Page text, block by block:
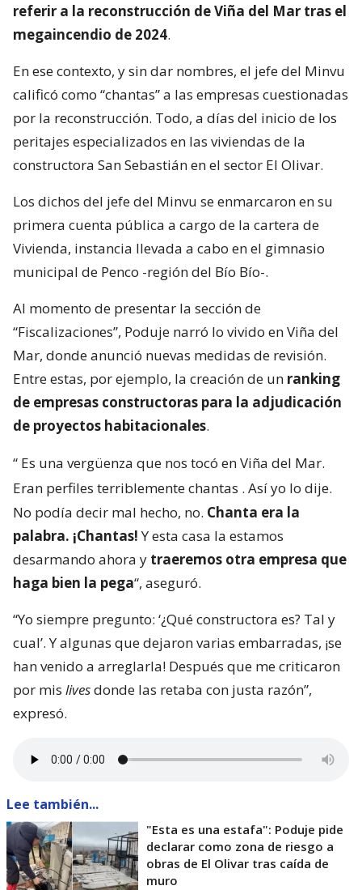
referir a la reconstrucción de Viña del Mar tras el
megaincendio de 2024.
En ese contexto, y sin dar nombres, el jefe del Minvu
calificó como “chantas” a las empresas cuestionadas
por la reconstrucción. Todo, a días del inicio de los
peritajes especializados en las viviendas de la
constructora San Sebastián en el sector El Olivar.
Los dichos del jefe del Minvu se enmarcaron en su
primera cuenta pública a cargo de la cartera de
Vivienda, instancia llevada a cabo en el gimnasio
municipal de Penco -región del Bío Bío-.
Al momento de presentar la sección de
“Fiscalizaciones”, Poduje narró lo vivido en Viña del
Mar, donde anunció nuevas medidas de revisión.
Entre estas, por ejemplo, la creación de un ranking
de empresas constructoras para la adjudicación
de proyectos habitacionales.
“ Es una vergüenza que nos tocó en Viña del Mar.
Eran perfiles terriblemente chantas . Así yo lo dije.
No podía decir mal hecho, no. Chanta era la
palabra. ¡Chantas!Y esta casa la estamos
desarmando ahora y traeremos otra empresa que
haga bien la pega“, aseguró.
“Yo siempre pregunto: ‘¿Qué constructora es? Tal y
cual’. Y algunas que dejaron varias embarradas, ¡se
han venido a arreglarla! Después que me criticaron
por mis livesdonde las retaba con justa razón”,
expresó.
Lee también...
"Esta es una estafa": Poduje pide
declarar como zona de riesgo a
obras de El Olivar tras caída de
muro